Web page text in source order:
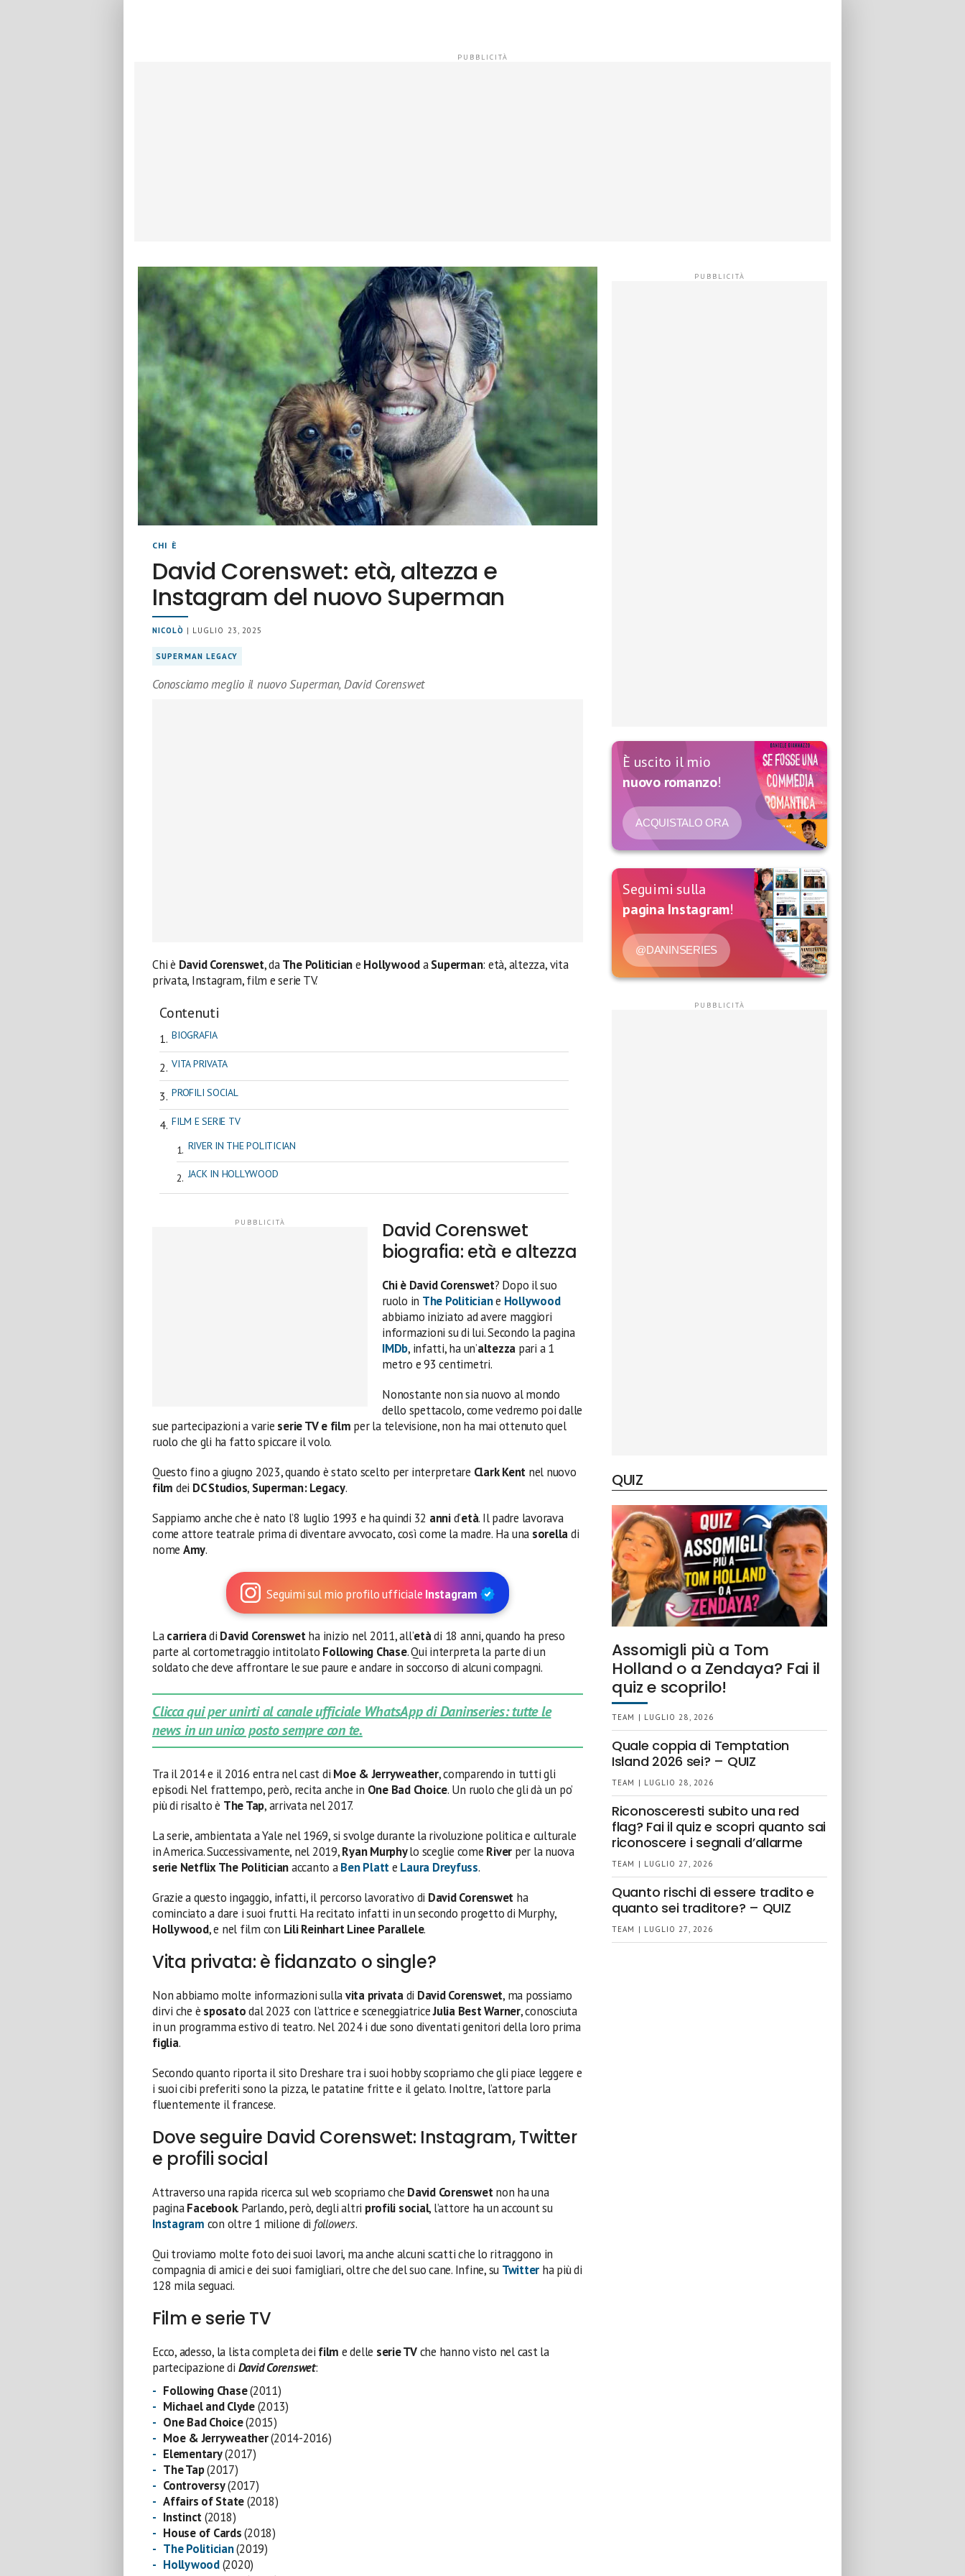
CHI È
David Corenswet: età, altezza e
Instagram del nuovo Superman
NICOLÒ | LUGLIO 23, 2025
SUPERMAN LEGACY
Conosciamo meglio il nuovo Superman, David Corenswet
Chi è David Corenswet, daThe Politiciane HollywoodaSuperman: età, altezza, vita
privata, Instagram, film e serie TV.
Contenuti
BIOGRAFIA
VITA PRIVATA
PROFILI SOCIAL
FILM E SERIE TV
RIVER IN THE POLITICIAN
JACK IN HOLLYWOOD
David Corenswet
biografia: età e altezza
Chi è David Corenswet? Dopo il suo
ruolo in The Politiciane Hollywood
abbiamo iniziato ad avere maggiori
informazioni su di lui. Secondo la pagina
IMDb, infatti, ha un’altezza pari a 1
metro e 93 centimetri.
Nonostante non sia nuovo al mondo
dello spettacolo, come vedremo poi dalle
sue partecipazioni a varie serie TV e film per la televisione, non ha mai ottenuto quel
ruolo che gli ha fatto spiccare il volo.
Questo fino a giugno 2023, quando è stato scelto per interpretare Clark Kent nel nuovo
film dei DC Studios, Superman: Legacy.
Sappiamo anche che è nato l’8 luglio 1993 e ha quindi 32 annid’età. Il padre lavorava
come attore teatrale prima di diventare avvocato, così come la madre. Ha una sorelladi
nome Amy.
Seguimi sul mio profilo ufficiale Instagram
Lacarrieradi David Corenswetha inizio nel 2011, all’etàdi 18 anni, quando ha preso
parte al cortometraggio intitolato Following Chase. Qui interpreta la parte di un
soldato che deve affrontare le sue paure e andare in soccorso di alcuni compagni.
Clicca qui per unirti al canale ufficiale WhatsApp di Daninseries: tutte le
news in un unico posto sempre con te.
Tra il 2014 e il 2016 entra nel cast di Moe & Jerryweather, comparendo in tutti gli
episodi. Nel frattempo, però, recita anche in One Bad Choice. Un ruolo che gli dà un po’
più di risalto è The Tap, arrivata nel 2017.
La serie, ambientata a Yale nel 1969, si svolge durante la rivoluzione politica e culturale
in America. Successivamente, nel 2019,Ryan Murphylo sceglie come River per la nuova
serie Netflix The Politicianaccanto aBen Platte Laura Dreyfuss.
Grazie a questo ingaggio, infatti, il percorso lavorativo di David Corenswet ha
cominciato a dare i suoi frutti. Ha recitato infatti in un secondo progetto di Murphy,
Hollywood, e nel film con Lili Reinhart Linee Parallele.
Vita privata: è fidanzato o single?
Non abbiamo molte informazioni sullavita privatadi David Corenswet, ma possiamo
dirvi che è sposatodal 2023 con l’attrice e sceneggiatriceJulia Best Warner, conosciuta
in un programma estivo di teatro. Nel 2024 i due sono diventati genitori della loro prima
figlia.
Secondo quanto riporta il sito Dreshare tra i suoi hobby scopriamo che gli piace leggere e
i suoi cibi preferiti sono la pizza, le patatine fritte e il gelato. Inoltre, l’attore parla
fluentemente il francese.
Dove seguire David Corenswet: Instagram, Twitter
e profili social
Attraverso una rapida ricerca sul web scopriamo che David Corenswetnon ha una
paginaFacebook. Parlando, però, degli altri profili social, l’attore ha un account su
Instagram con oltre 1 milione di followers.
Qui troviamo molte foto dei suoi lavori, ma anche alcuni scatti che lo ritraggono in
compagnia di amici e dei suoi famigliari, oltre che del suo cane. Infine, su Twitter ha più di
128 mila seguaci.
Film e serie TV
Ecco, adesso, la lista completa dei film e delle serie TVche hanno visto nel cast la
partecipazione di David Corenswet:
Following Chase(2011)
Michael and Clyde(2013)
One Bad Choice(2015)
Moe & Jerryweather(2014-2016)
Elementary(2017)
The Tap(2017)
Controversy(2017)
Affairs of State(2018)
Instinct(2018)
House of Cards(2018)
The Politician(2019)
Hollywood(2020)
È uscito il mio
nuovo romanzo!
ACQUISTALO ORA
Seguimi sulla
pagina Instagram!
@DANINSERIES
QUIZ
Assomigli più a Tom
Holland o a Zendaya? Fai il
quiz e scoprilo!
TEAM | LUGLIO 28, 2026
Quale coppia di Temptation
Island 2026 sei? – QUIZ
TEAM | LUGLIO 28, 2026
Riconosceresti subito una red
flag? Fai il quiz e scopri quanto sai
riconoscere i segnali d’allarme
TEAM | LUGLIO 27, 2026
Quanto rischi di essere tradito e
quanto sei traditore? – QUIZ
TEAM | LUGLIO 27, 2026